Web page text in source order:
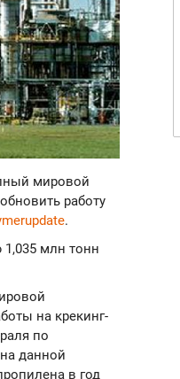
мировой
работу
.
млн тонн
на крекинг-
по
данной
в год